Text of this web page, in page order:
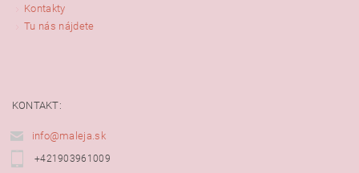
Kontakty
Tu nás nájdete
KONTAKT:
info@maleja.sk
+421903961009